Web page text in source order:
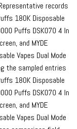
records
180K Disposable
Puffs DSK070 4 In
and MYDE
Vapes Dual Mode
the sampled entries
180K Disposable
Puffs DSK070 4 In
and MYDE
Vapes Dual Mode